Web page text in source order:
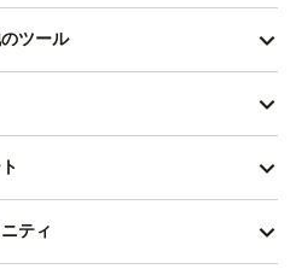
ツール
ティ